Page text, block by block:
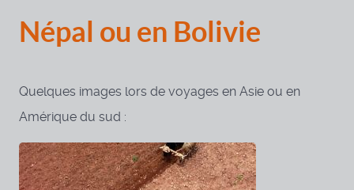
Népal ou en Bolivie
Quelques images lors de voyages en Asie ou en
Amérique du sud :